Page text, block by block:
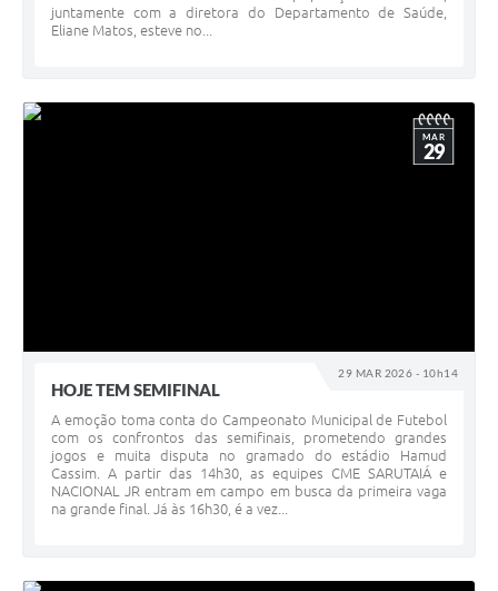
juntamente com a diretora do Departamento de Saúde,
Eliane Matos, esteve no...
29 MAR 2026 - 10h14
MAR
29
HOJE TEM SEMIFINAL
A emoção toma conta do Campeonato Municipal de Futebol
com os confrontos das semifinais, prometendo grandes
jogos e muita disputa no gramado do estádio Hamud
Cassim. A partir das 14h30, as equipes CME SARUTAIÁ e
NACIONAL JR entram em campo em busca da primeira vaga
na grande final. Já às 16h30, é a vez...